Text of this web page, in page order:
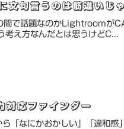
句言うのは筋違いじ
間で話題なのかLightroomが
え方なんだとは思うけどC...
応ファインダー
「なにかおかしい」「違和